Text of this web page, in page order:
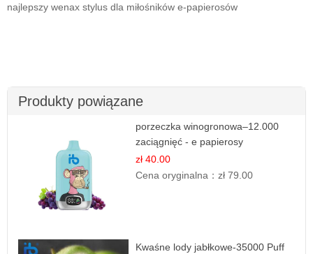
najlepszy wenax stylus dla miłośników e-papierosów
Produkty powiązane
porzeczka winogronowa–12.000
zaciągnięć - e papierosy
zł 40.00
Cena oryginalna：zł 79.00
Kwaśne lody jabłkowe-35000 Puff